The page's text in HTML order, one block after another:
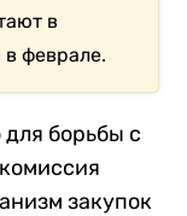
в
феврале.
борьбы с
закупок